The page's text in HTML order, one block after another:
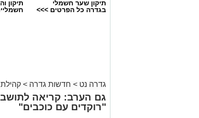
מיכל אבן צור (מועצה מקומית
מיכל אבן צור מונתה למנהלת
אבן צור, נשואה לרובי ואם
חינוכית הרואה בכל תלמיד
היכולות האישיות של כל תלמיד,
תיקון שער חשמלי
בגדרה כל הפרטים >>>
תיקון
גדרה נט > חדשות גדרה >
גם הערב: קריאה
"רוקדים עם כוכבים"